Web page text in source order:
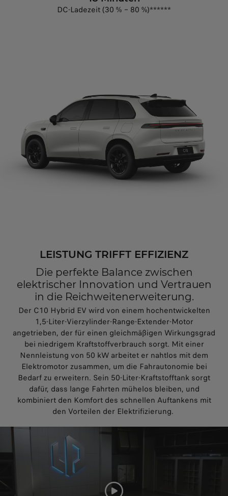
DC-Ladezeit (30 % – 80 %)******
LEISTUNG TRIFFT EFFIZIENZ
Die perfekte Balance zwischen
elektrischer Innovation und Vertrauen
in die Reichweitenerweiterung.
Der C10 Hybrid EV wird von einem hochentwickelten
1,5-Liter-Vierzylinder-Range-Extender-Motor
angetrieben, der für einen gleichmäßigen Wirkungsgrad
bei niedrigem Kraftstoffverbrauch sorgt. Mit einer
Nennleistung von 50 kW arbeitet er nahtlos mit dem
Elektromotor zusammen, um die Fahrautonomie bei
Bedarf zu erweitern. Sein 50-Liter-Kraftstofftank sorgt
dafür, dass lange Fahrten mühelos bleiben, und
kombiniert den Komfort des schnellen Auftankens mit
den Vorteilen der Elektrifizierung.